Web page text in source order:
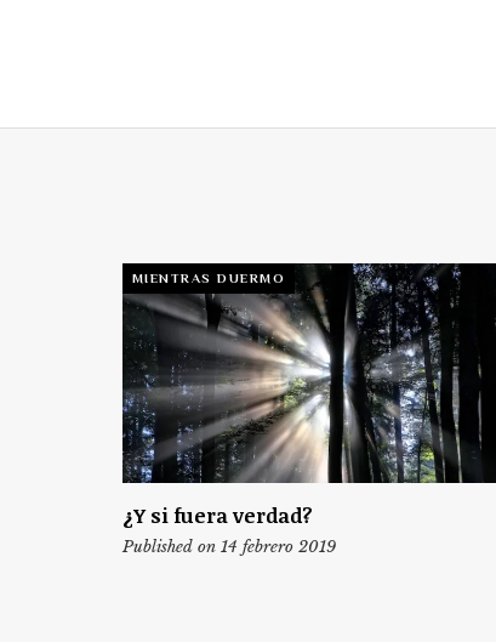
MIENTRAS DUERMO
¿Y si fuera verdad?
Published on 14 febrero 2019